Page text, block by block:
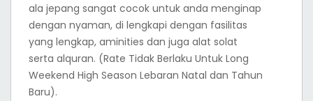
ala jepang sangat cocok untuk anda menginap
dengan nyaman, di lengkapi dengan fasilitas
yang lengkap, aminities dan juga alat solat
serta alquran. (Rate Tidak Berlaku Untuk Long
Weekend High Season Lebaran Natal dan Tahun
Baru).